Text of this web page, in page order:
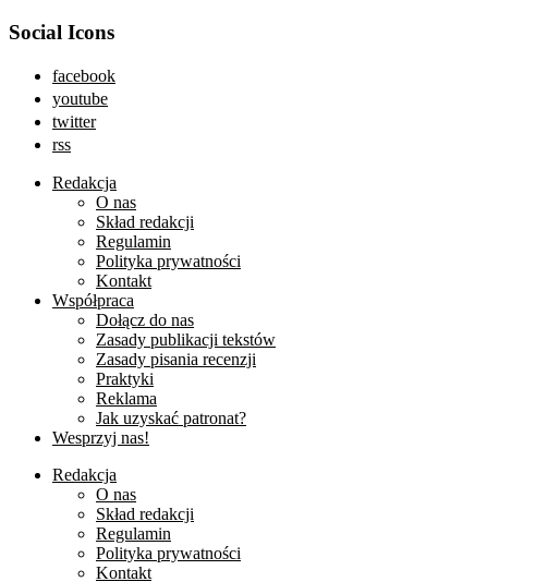
Social Icons
facebook
youtube
twitter
rss
Redakcja
O nas
Skład redakcji
Regulamin
Polityka prywatności
Kontakt
Współpraca
Dołącz do nas
Zasady publikacji tekstów
Zasady pisania recenzji
Praktyki
Reklama
Jak uzyskać patronat?
Wesprzyj nas!
Redakcja
O nas
Skład redakcji
Regulamin
Polityka prywatności
Kontakt